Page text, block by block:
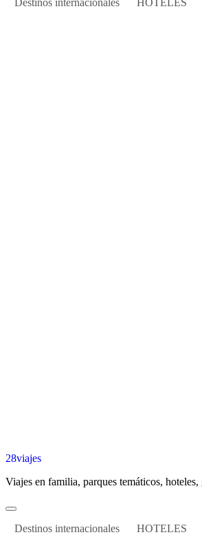
28viajes
Viajes en familia, parques temáticos, hoteles,
Destinos internacionales HOTELES